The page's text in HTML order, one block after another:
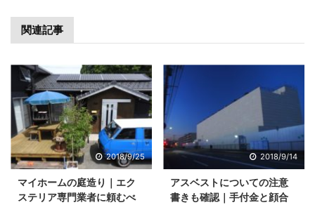
関連記事
2018/9/25
マイホームの庭造り｜エク
ステリア専門業者に頼むべ
2018/9/14
アスベストについての注意
書きも確認｜手付金と顔合